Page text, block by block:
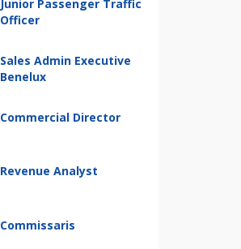
Junior Passenger Traffic
Officer
Sales Admin Executive
Benelux
Commercial Director
Revenue Analyst
Commissaris